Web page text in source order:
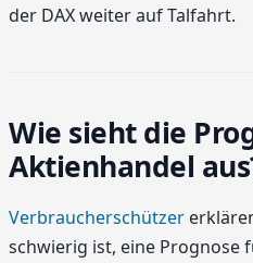
der DAX weiter auf Talfahrt.
Wie sieht die
Aktienhandel
Verbraucherschützer
schwierig ist, eine Prognose